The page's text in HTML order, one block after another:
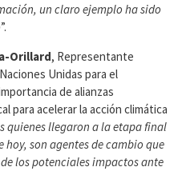
un claro ejemplo ha sido
”.
Orillard, Representante
Unidas para el
de alianzas
para acelerar la acción climática
quienes llegaron a la etapa final
hoy, son agentes de cambio que
los potenciales impactos ante